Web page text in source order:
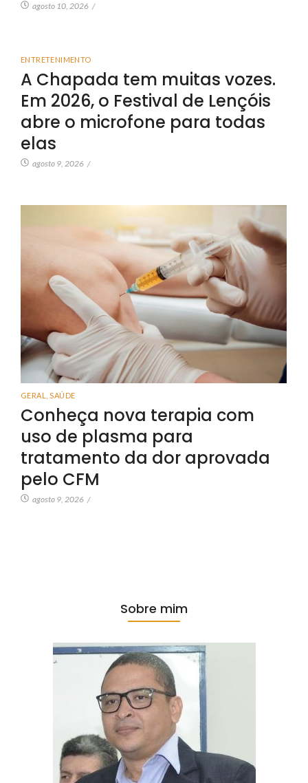
agosto 10, 2026 /
ENTRETENIMENTO
A Chapada tem muitas vozes.
Em 2026, o Festival de Lençóis
abre o microfone para todas
elas
agosto 9, 2026 /
GERAL SAÚDE
Conheça nova terapia com
uso de plasma para
tratamento da dor aprovada
pelo CFM
agosto 9, 2026 /
Sobre mim